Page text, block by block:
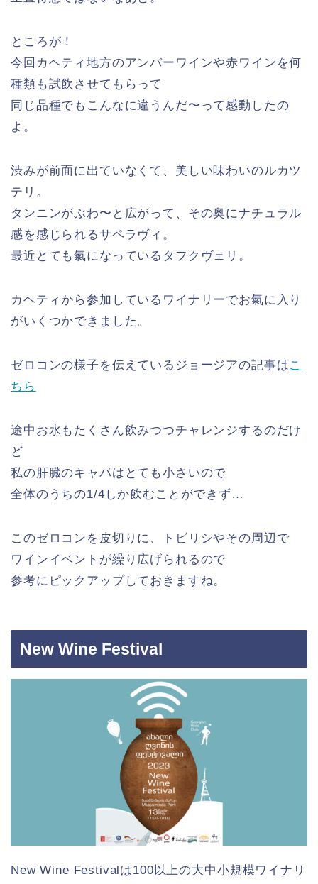
ところが！
今回カヘティ地方のアンバーワインや赤ワインを何
種類も試飲させてもらって
同じ品種でもこんなに違うんだ〜って感動したの
よ。
渋みが前面に出ていなくて、美しい味わいのルカツ
テリ。
タンニンがぶわ〜と広がって、その奥にナチュラル
感を感じられるサペラヴィ。
最近とても氣になっているタフクヴェリ。
カヘティから参加しているワイナリーでお氣に入り
がいくつかできました。
ゼロコンの様子を伝えているジョージアの記事はこ
ちら
途中お水もたくさん飲みつつチャレンジするのだけ
ど
私の肝臓のキャパはとても小さいので
全体のうちの1/4しか飲むことができず…
このゼロコンを皮切りに、トビリシやその周辺で
ワインイベントが繰り広げられるので
参考にピックアップしておきますね。
New Wine Festival
New Wine Festivalは100以上の大中小規模ワイナリ